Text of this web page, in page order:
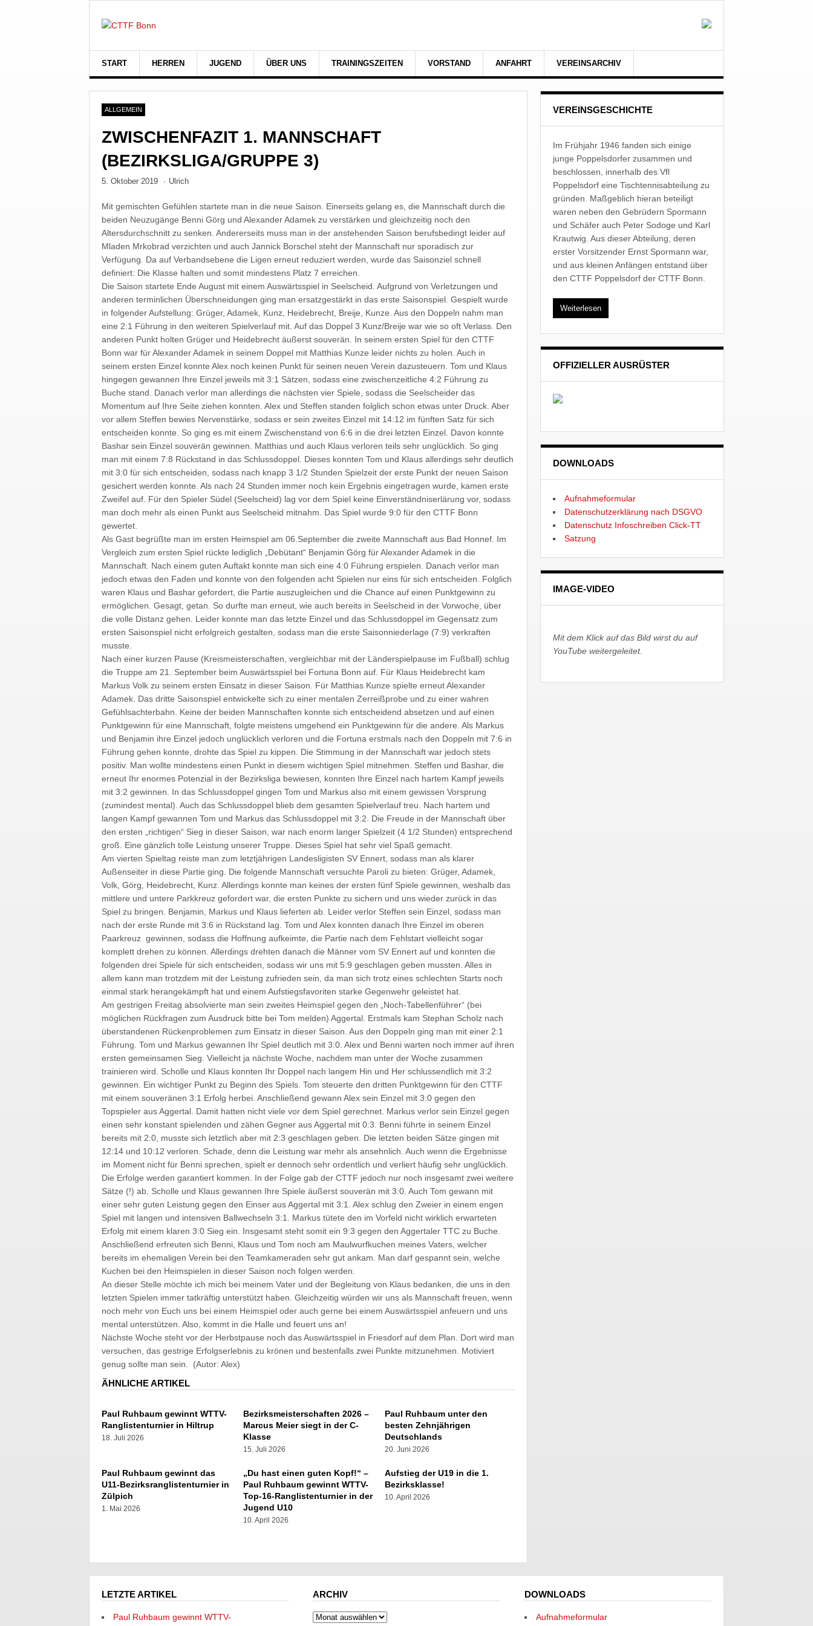
START HERREN JUGEND ÜBER UNS TRAININGSZEITEN VORSTAND ANFAHRT VEREINSARCHIV
ALLGEMEIN
ZWISCHENFAZIT 1. MANNSCHAFT
(BEZIRKSLIGA/GRUPPE 3)
5. Oktober 2019 · Ulrich
Mit gemischten Gefühlen startete man in die neue Saison. Einerseits gelang es, die Mannschaft durch die
beiden Neuzugänge Benni Görg und Alexander Adamek zu verstärken und gleichzeitig noch den
Altersdurchschnitt zu senken. Andererseits muss man in der anstehenden Saison berufsbedingt leider auf
Mladen Mrkobrad verzichten und auch Jannick Borschel steht der Mannschaft nur sporadisch zur
Verfügung. Da auf Verbandsebene die Ligen erneut reduziert werden, wurde das Saisonziel schnell
definiert: Die Klasse halten und somit mindestens Platz 7 erreichen.
Die Saison startete Ende August mit einem Auswärtsspiel in Seelscheid. Aufgrund von Verletzungen und
anderen terminlichen Überschneidungen ging man ersatzgestärkt in das erste Saisonspiel. Gespielt wurde
in folgender Aufstellung: Grüger, Adamek, Kunz, Heidebrecht, Breije, Kunze. Aus den Doppeln nahm man
eine 2:1 Führung in den weiteren Spielverlauf mit. Auf das Doppel 3 Kunz/Breije war wie so oft Verlass. Den
anderen Punkt holten Grüger und Heidebrecht äußerst souverän. In seinem ersten Spiel für den CTTF
Bonn war für Alexander Adamek in seinem Doppel mit Matthias Kunze leider nichts zu holen. Auch in
seinem ersten Einzel konnte Alex noch keinen Punkt für seinen neuen Verein dazusteuern. Tom und Klaus
hingegen gewannen Ihre Einzel jeweils mit 3:1 Sätzen, sodass eine zwischenzeitliche 4:2 Führung zu
Buche stand. Danach verlor man allerdings die nächsten vier Spiele, sodass die Seelscheider das
Momentum auf Ihre Seite ziehen konnten. Alex und Steffen standen folglich schon etwas unter Druck. Aber
vor allem Steffen bewies Nervenstärke, sodass er sein zweites Einzel mit 14:12 im fünften Satz für sich
entscheiden konnte. So ging es mit einem Zwischenstand von 6:6 in die drei letzten Einzel. Davon konnte
Bashar sein Einzel souverän gewinnen. Matthias und auch Klaus verloren teils sehr unglücklich. So ging
man mit einem 7:8 Rückstand in das Schlussdoppel. Dieses konnten Tom und Klaus allerdings sehr deutlich
mit 3:0 für sich entscheiden, sodass nach knapp 3 1/2 Stunden Spielzeit der erste Punkt der neuen Saison
gesichert werden konnte. Als nach 24 Stunden immer noch kein Ergebnis eingetragen wurde, kamen erste
Zweifel auf. Für den Spieler Südel (Seelscheid) lag vor dem Spiel keine Einverständniserlärung vor, sodass
man doch mehr als einen Punkt aus Seelscheid mitnahm. Das Spiel wurde 9:0 für den CTTF Bonn
gewertet.
Als Gast begrüßte man im ersten Heimspiel am 06.September die zweite Mannschaft aus Bad Honnef. Im
Vergleich zum ersten Spiel rückte lediglich „Debütant“ Benjamin Görg für Alexander Adamek in die
Mannschaft. Nach einem guten Auftakt konnte man sich eine 4:0 Führung erspielen. Danach verlor man
jedoch etwas den Faden und konnte von den folgenden acht Spielen nur eins für sich entscheiden. Folglich
waren Klaus und Bashar gefordert, die Partie auszugleichen und die Chance auf einen Punktgewinn zu
ermöglichen. Gesagt, getan. So durfte man erneut, wie auch bereits in Seelscheid in der Vorwoche, über
die volle Distanz gehen. Leider konnte man das letzte Einzel und das Schlussdoppel im Gegensatz zum
ersten Saisonspiel nicht erfolgreich gestalten, sodass man die erste Saisonniederlage (7:9) verkraften
musste.
Nach einer kurzen Pause (Kreismeisterschaften, vergleichbar mit der Länderspielpause im Fußball) schlug
die Truppe am 21. September beim Auswärtsspiel bei Fortuna Bonn auf. Für Klaus Heidebrecht kam
Markus Volk zu seinem ersten Einsatz in dieser Saison. Für Matthias Kunze spielte erneut Alexander
Adamek. Das dritte Saisonspiel entwickelte sich zu einer mentalen Zerreißprobe und zu einer wahren
Gefühlsachterbahn. Keine der beiden Mannschaften konnte sich entscheidend absetzen und auf einen
Punktgewinn für eine Mannschaft, folgte meistens umgehend ein Punktgewinn für die andere. Als Markus
und Benjamin ihre Einzel jedoch unglücklich verloren und die Fortuna erstmals nach den Doppeln mit 7:6 in
Führung gehen konnte, drohte das Spiel zu kippen. Die Stimmung in der Mannschaft war jedoch stets
positiv. Man wollte mindestens einen Punkt in diesem wichtigen Spiel mitnehmen. Steffen und Bashar, die
erneut Ihr enormes Potenzial in der Bezirksliga bewiesen, konnten Ihre Einzel nach hartem Kampf jeweils
mit 3:2 gewinnen. In das Schlussdoppel gingen Tom und Markus also mit einem gewissen Vorsprung
(zumindest mental). Auch das Schlussdoppel blieb dem gesamten Spielverlauf treu. Nach hartem und
langen Kampf gewannen Tom und Markus das Schlussdoppel mit 3:2. Die Freude in der Mannschaft über
den ersten „richtigen“ Sieg in dieser Saison, war nach enorm langer Spielzeit (4 1/2 Stunden) entsprechend
groß. Eine gänzlich tolle Leistung unserer Truppe. Dieses Spiel hat sehr viel Spaß gemacht.
Am vierten Spieltag reiste man zum letztjährigen Landesligisten SV Ennert, sodass man als klarer
Außenseiter in diese Partie ging. Die folgende Mannschaft versuchte Paroli zu bieten: Grüger, Adamek,
Volk, Görg, Heidebrecht, Kunz. Allerdings konnte man keines der ersten fünf Spiele gewinnen, weshalb das
mittlere und untere Parkkreuz gefordert war, die ersten Punkte zu sichern und uns wieder zurück in das
Spiel zu bringen. Benjamin, Markus und Klaus lieferten ab. Leider verlor Steffen sein Einzel, sodass man
nach der erste Runde mit 3:6 in Rückstand lag. Tom und Alex konnten danach Ihre Einzel im oberen
Paarkreuz gewinnen, sodass die Hoffnung aufkeimte, die Partie nach dem Fehlstart vielleicht sogar
komplett drehen zu können. Allerdings drehten danach die Männer vom SV Ennert auf und konnten die
folgenden drei Spiele für sich entscheiden, sodass wir uns mit 5:9 geschlagen geben mussten. Alles in
allem kann man trotzdem mit der Leistung zufrieden sein, da man sich trotz eines schlechten Starts noch
einmal stark herangekämpft hat und einem Aufstiegsfavoriten starke Gegenwehr geleistet hat.
Am gestrigen Freitag absolvierte man sein zweites Heimspiel gegen den „Noch-Tabellenführer“ (bei
möglichen Rückfragen zum Ausdruck bitte bei Tom melden) Aggertal. Erstmals kam Stephan Scholz nach
überstandenen Rückenproblemen zum Einsatz in dieser Saison. Aus den Doppeln ging man mit einer 2:1
Führung. Tom und Markus gewannen Ihr Spiel deutlich mit 3:0. Alex und Benni warten noch immer auf ihren
ersten gemeinsamen Sieg. Vielleicht ja nächste Woche, nachdem man unter der Woche zusammen
trainieren wird. Scholle und Klaus konnten Ihr Doppel nach langem Hin und Her schlussendlich mit 3:2
gewinnen. Ein wichtiger Punkt zu Beginn des Spiels. Tom steuerte den dritten Punktgewinn für den CTTF
mit einem souveränen 3:1 Erfolg herbei. Anschließend gewann Alex sein Einzel mit 3:0 gegen den
Topspieler aus Aggertal. Damit hatten nicht viele vor dem Spiel gerechnet. Markus verlor sein Einzel gegen
einen sehr konstant spielenden und zähen Gegner aus Aggertal mit 0:3. Benni führte in seinem Einzel
bereits mit 2:0, musste sich letztlich aber mit 2:3 geschlagen geben. Die letzten beiden Sätze gingen mit
12:14 und 10:12 verloren. Schade, denn die Leistung war mehr als ansehnlich. Auch wenn die Ergebnisse
im Moment nicht für Benni sprechen, spielt er dennoch sehr ordentlich und verliert häufig sehr unglücklich.
Die Erfolge werden garantiert kommen. In der Folge gab der CTTF jedoch nur noch insgesamt zwei weitere
Sätze (!) ab. Scholle und Klaus gewannen Ihre Spiele äußerst souverän mit 3:0. Auch Tom gewann mit
einer sehr guten Leistung gegen den Einser aus Aggertal mit 3:1. Alex schlug den Zweier in einem engen
Spiel mit langen und intensiven Ballwechseln 3:1. Markus tütete den im Vorfeld nicht wirklich erwarteten
Erfolg mit einem klaren 3:0 Sieg ein. Insgesamt steht somit ein 9:3 gegen den Aggertaler TTC zu Buche.
Anschließend erfreuten sich Benni, Klaus und Tom noch am Maulwurfkuchen meines Vaters, welcher
bereits im ehemaligen Verein bei den Teamkameraden sehr gut ankam. Man darf gespannt sein, welche
Kuchen bei den Heimspielen in dieser Saison noch folgen werden.
An dieser Stelle möchte ich mich bei meinem Vater und der Begleitung von Klaus bedanken, die uns in den
letzten Spielen immer tatkräftig unterstützt haben. Gleichzeitig würden wir uns als Mannschaft freuen, wenn
noch mehr von Euch uns bei einem Heimspiel oder auch gerne bei einem Auswärtsspiel anfeuern und uns
mental unterstützen. Also, kommt in die Halle und feuert uns an!
Nächste Woche steht vor der Herbstpause noch das Auswärtsspiel in Friesdorf auf dem Plan. Dort wird man
versuchen, das gestrige Erfolgserlebnis zu krönen und bestenfalls zwei Punkte mitzunehmen. Motiviert
genug sollte man sein. (Autor: Alex)
ÄHNLICHE ARTIKEL
Paul Ruhbaum gewinnt WTTV-
Ranglistenturnier in Hiltrup
18. Juli 2026
Bezirksmeisterschaften 2026 –
Marcus Meier siegt in der C-
Klasse
15. Juli 2026
Paul Ruhbaum unter den
besten Zehnjährigen
Deutschlands
20. Juni 2026
Paul Ruhbaum gewinnt das
U11-Bezirksranglistenturnier in
Zülpich
1. Mai 2026
„Du hast einen guten Kopf!“ –
Paul Ruhbaum gewinnt WTTV-
Top-16-Ranglistenturnier in der
Jugend U10
10. April 2026
Aufstieg der U19 in die 1.
Bezirksklasse!
10. April 2026
VEREINSGESCHICHTE
Im Frühjahr 1946 fanden sich einige
junge Poppelsdorfer zusammen und
beschlossen, innerhalb des Vfl
Poppelsdorf eine Tischtennisabteilung zu
gründen. Maßgeblich hieran beteiligt
waren neben den Gebrüdern Spormann
und Schäfer auch Peter Sodoge und Karl
Krautwig. Aus dieser Abteilung, deren
erster Vorsitzender Ernst Spormann war,
und aus kleinen Anfängen entstand über
den CTTF Poppelsdorf der CTTF Bonn.
Weiterlesen
OFFIZIELLER AUSRÜSTER
DOWNLOADS
Aufnahmeformular
Datenschutzerklärung nach DSGVO
Datenschutz Infoschreiben Click-TT
Satzung
IMAGE-VIDEO
Mit dem Klick auf das Bild wirst du auf
YouTube weitergeleitet.
LETZTE ARTIKEL
Paul Ruhbaum gewinnt WTTV-
ARCHIV
Archiv
DOWNLOADS
Aufnahmeformular